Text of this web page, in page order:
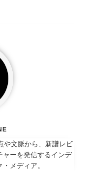
や文脈から、新譜レビ
ャーを発信するインデ
メディア。